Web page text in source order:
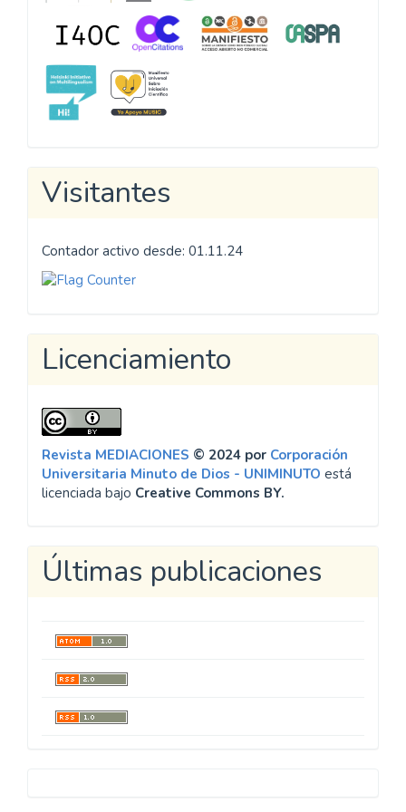
Visitantes
Contador activo desde: 01.11.24
Licenciamiento
Revista MEDIACIONES © 2024 por Corporación
Universitaria Minuto de Dios - UNIMINUTO está
licenciada bajo Creative Commons BY.
Últimas publicaciones